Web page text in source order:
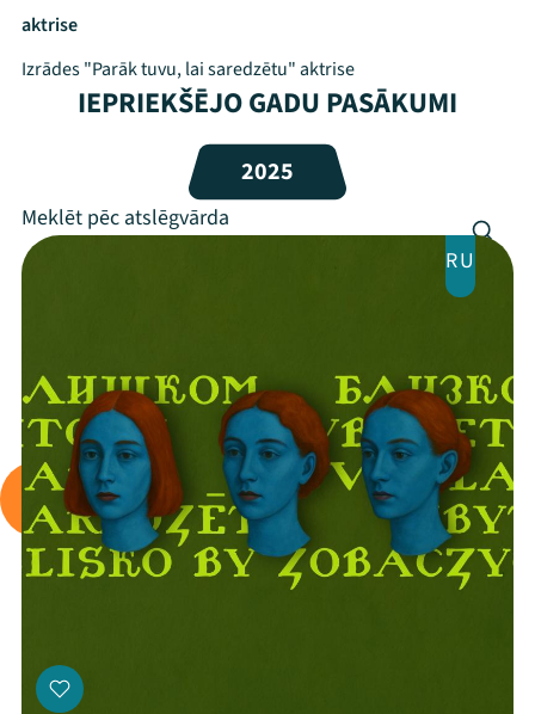
Mana programma
Festivāls
Viņi bija LAMPĀ 2026
Jaunumi
Ziedo
Veikals
aktrise
Izrādes "Parāk tuvu, lai saredzētu" aktrise
IEPRIEKŠĒJO GADU PASĀKUMI
2025
RU